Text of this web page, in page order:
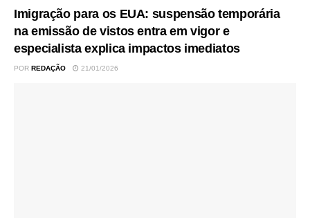
Imigração para os EUA: suspensão temporária
na emissão de vistos entra em vigor e
especialista explica impactos imediatos
POR REDAÇÃO 21/01/2026